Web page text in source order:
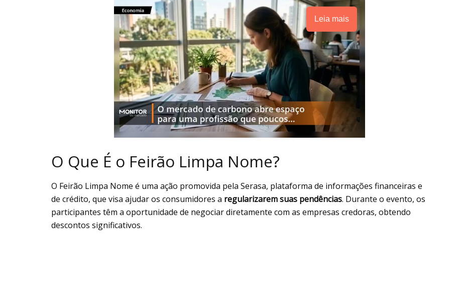
Leia mais
O Que É o Feirão Limpa Nome?
O Feirão Limpa Nome é uma ação promovida pela Serasa, plataforma de informações financeiras e
de crédito, que visa ajudar os consumidores a regularizarem suas pendências. Durante o evento, os
participantes têm a oportunidade de negociar diretamente com as empresas credoras, obtendo
descontos significativos.